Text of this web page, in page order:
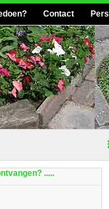
Contact Pers
.....